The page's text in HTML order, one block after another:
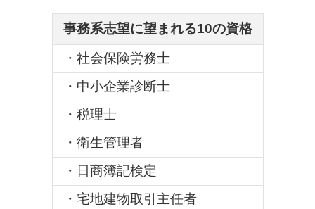
事務系志望に望まれる10の資格
・社会保険労務士
・中小企業診断士
・税理士
・衛生管理者
・日商簿記検定
・宅地建物取引主任者